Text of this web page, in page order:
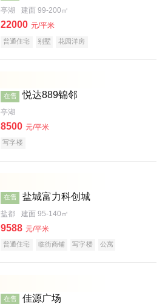
亭湖 建面 99-200㎡
22000 元/平米
普通住宅 别墅 花园洋房
在售 悦达889锦邻
亭湖
8500 元/平米
写字楼
在售 盐城富力科创城
盐都 建面 95-140㎡
9588 元/平米
普通住宅 临街商铺 写字楼
公寓
在售 佳源广场